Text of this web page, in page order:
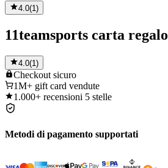
4.0(1 )
11teamsports carta regalo
4.0(1)
Checkout sicuro
1M+ gift card vendute
1.000+ recensioni 5 stelle
Metodi di pagamento supportati